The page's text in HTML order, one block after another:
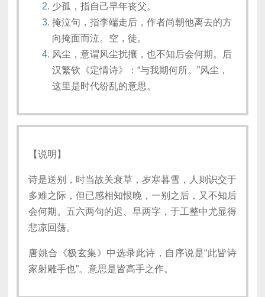
少孤，指自己早年丧父。
掩泣句，指李端走后，作者尚朝他离去的方
向掩面而泣。空，徒。
风尘，意谓风尘扰攘，也不知后会何期。后
汉繁钦《定情诗》：“与我期何所。”风尘，
这里是时代纷乱的意思。
【说明】
诗是送别，时当故关衰草，岁寒暮雪，人则识交于
多难之际，但已感相知恨晚，一别之后，又不知后
会何期。五六两句的迟、早两字，于工整中尤显得
悲凉回荡。
唐姚合《极玄集》中选录此诗，自序说是“此皆诗
家射雕手也”。意思是皆高手之作。